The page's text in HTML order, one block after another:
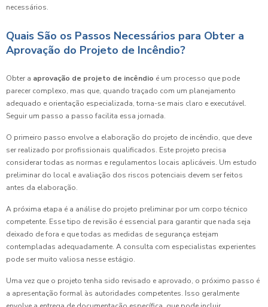
necessários.
Quais São os Passos Necessários para Obter a
Aprovação do Projeto de Incêndio?
Obter a aprovação de projeto de incêndio é um processo que pode
parecer complexo, mas que, quando traçado com um planejamento
adequado e orientação especializada, torna-se mais claro e executável.
Seguir um passo a passo facilita essa jornada.
O primeiro passo envolve a elaboração do projeto de incêndio, que deve
ser realizado por profissionais qualificados. Este projeto precisa
considerar todas as normas e regulamentos locais aplicáveis. Um estudo
preliminar do local e avaliação dos riscos potenciais devem ser feitos
antes da elaboração.
A próxima etapa é a análise do projeto preliminar por um corpo técnico
competente. Esse tipo de revisão é essencial para garantir que nada seja
deixado de fora e que todas as medidas de segurança estejam
contempladas adequadamente. A consulta com especialistas experientes
pode ser muito valiosa nesse estágio.
Uma vez que o projeto tenha sido revisado e aprovado, o próximo passo é
a apresentação formal às autoridades competentes. Isso geralmente